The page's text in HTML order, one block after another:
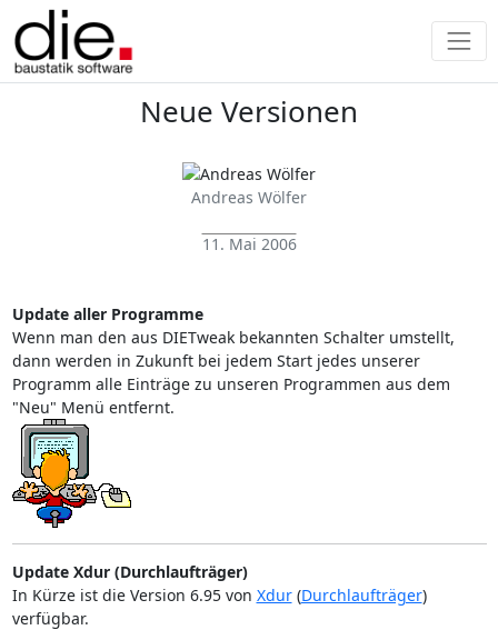
Neue Versionen
Andreas Wölfer
11. Mai 2006
Update aller Programme
Wenn man den aus DIETweak bekannten Schalter umstellt,
dann werden in Zukunft bei jedem Start jedes unserer
Programm alle Einträge zu unseren Programmen aus dem
"Neu" Menü entfernt.
Update Xdur (Durchlaufträger)
In Kürze ist die Version 6.95 von Xdur(Durchlaufträger)
verfügbar.